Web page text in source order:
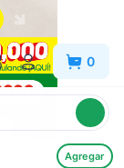
0
Agregar